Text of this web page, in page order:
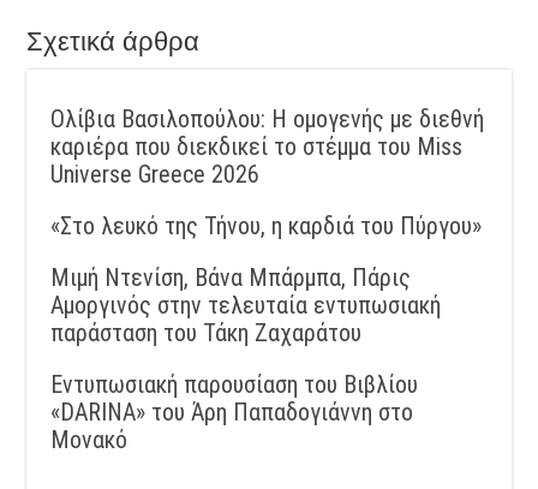
Σχετικά άρθρα
Ολίβια Βασιλοπούλου: Η ομογενής με διεθνή
καριέρα που διεκδικεί το στέμμα του Miss
Universe Greece 2026
«Στο λευκό της Τήνου, η καρδιά του Πύργου»
Μιμή Ντενίση, Βάνα Μπάρμπα, Πάρις
Αμοργινός στην τελευταία εντυπωσιακή
παράσταση του Τάκη Ζαχαράτου
Εντυπωσιακή παρουσίαση του Βιβλίου
«DARINA» του Άρη Παπαδογιάννη στο
Μονακό